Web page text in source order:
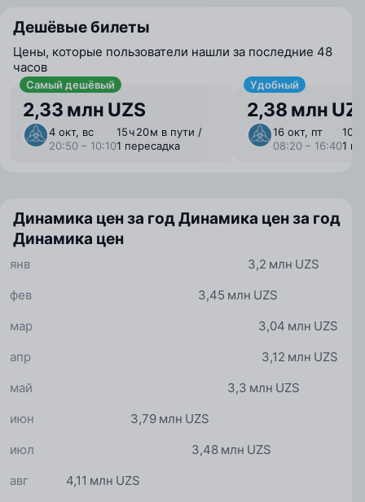
Дешёвые билеты
Цены, которые пользователи нашли за последние 48
часов
Самый дешёвый
2,33 млн UZS
4 окт, вс
20:50 – 10:10
15 ⁠ч 20 ⁠м в пути /
1 пересадка
Удобный
2,38 млн
16 окт, пт
08:20 – 16:40
10
1
Динамика цен за годДинамика цен за год
Динамика цен
3,2 млн UZS
янв
3,45 млн UZS
фев
3,04 млн UZS
мар
3,12 млн UZS
апр
3,3 млн UZS
май
3,79 млн UZS
июн
3,48 млн UZS
июл
4,11 млн UZS
авг